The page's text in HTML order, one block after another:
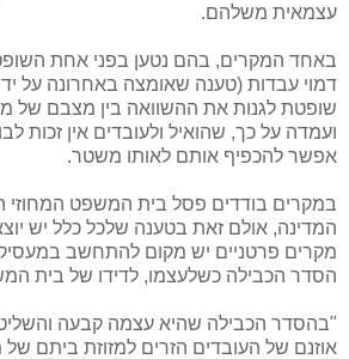
עצמאית משלהם.
באחד המקרים, בהם נטען בפני אחת
דמוי עבדות (טענה שאומצה באחרונה על
שופטת לגנות את ההשוואה בין מצבם של
ועמדה על כך, שהואיל ולעובדים אין זכות
אפשר להכפיף אותם לאותו משטר.
במקרים בודדים פסל בית המשפט המחוזי
המדינה, אולם זאת בטענה שלכל כלל יש
מקרים פרטניים יש מקום להתחשב
הסדר הכבילה כשלעצמו, לדידו של בית
"בהסדר הכבילה שהיא עצמה קבעה
אוזנם של העובדים הזרים למזוזת ביתם